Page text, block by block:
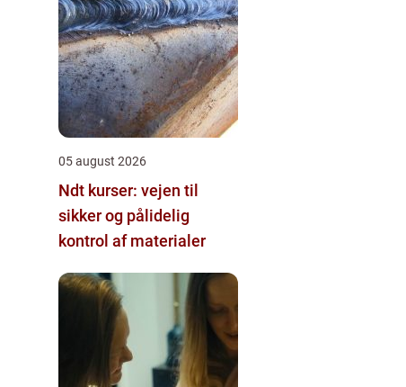
05 august 2026
Ndt kurser: vejen til
sikker og pålidelig
kontrol af materialer